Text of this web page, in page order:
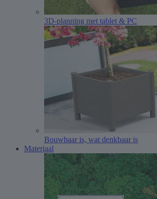
3D-planning met tablet & PC
Bouwbaar is, wat denkbaar is
Materiaal